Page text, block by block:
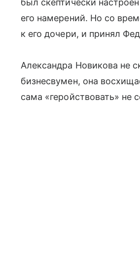
был скептически
его намерений. Но со
к его дочери, и принял
Александра Новикова не
бизнесвумен, она
сама «геройствовать» не